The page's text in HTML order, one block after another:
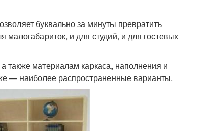
буквально за минуты превратить
и для студий, и для гостевых
материалам каркаса, наполнения и
— наиболее распространенные варианты.